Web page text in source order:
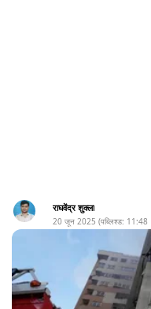
राघवेंद्र शुक्ला
20 जून 2025 (पब्लिश्ड: 11:48